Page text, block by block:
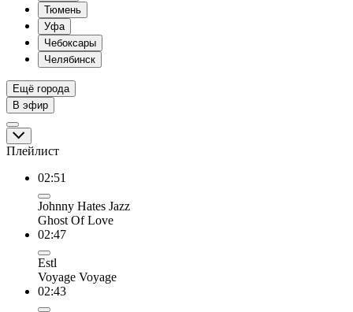
Тюмень
Уфа
Чебоксары
Челябинск
Ещё города
В эфир
Плейлист
02:51
Johnny Hates Jazz
Ghost Of Love
02:47
Estl
Voyage Voyage
02:43